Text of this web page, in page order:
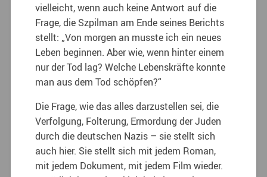
vielleicht, wenn auch keine Antwort auf die
Frage, die Szpilman am Ende seines Berichts
stellt: „Von morgen an musste ich ein neues
Leben beginnen. Aber wie, wenn hinter einem
nur der Tod lag? Welche Lebenskräfte konnte
man aus dem Tod schöpfen?“
Die Frage, wie das alles darzustellen sei, die
Verfolgung, Folterung, Ermordung der Juden
durch die deutschen Nazis – sie stellt sich
auch hier. Sie stellt sich mit jedem Roman,
mit jedem Dokument, mit jedem Film wieder.